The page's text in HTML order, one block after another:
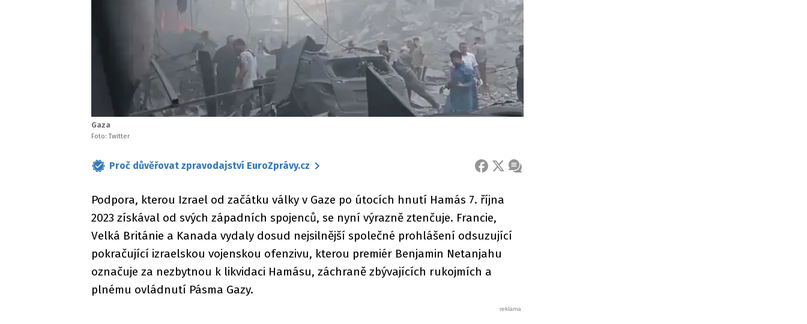
Gaza
Foto: Twitter
Proč důvěřovat zpravodajství EuroZprávy.cz FACEBOOK
X ZPRÁVA
Podpora, kterou Izrael od začátku války v Gaze po útocích hnutí Hamás 7. října
2023 získával od svých západních spojenců, se nyní výrazně ztenčuje. Francie,
Velká Británie a Kanada vydaly dosud nejsilnější společné prohlášení odsuzující
pokračující izraelskou vojenskou ofenzivu, kterou premiér Benjamin Netanjahu
označuje za nezbytnou k likvidaci Hamásu, záchraně zbývajících rukojmích a
plnému ovládnutí Pásma Gazy.